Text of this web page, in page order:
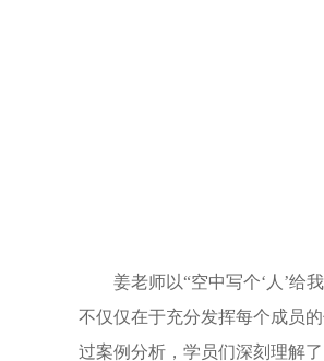
姜老师以“空中写个‘人’给
不仅仅在于充分发挥每个成员
过案例分析，学员们深刻理解